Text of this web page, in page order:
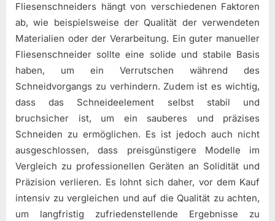
Fliesenschneiders hängt von verschiedenen Faktoren
ab, wie beispielsweise der Qualität der verwendeten
Materialien oder der Verarbeitung. Ein guter manueller
Fliesenschneider sollte eine solide und stabile Basis
haben, um ein Verrutschen während des
Schneidvorgangs zu verhindern. Zudem ist es wichtig,
dass das Schneideelement selbst stabil und
bruchsicher ist, um ein sauberes und präzises
Schneiden zu ermöglichen. Es ist jedoch auch nicht
ausgeschlossen, dass preisgünstigere Modelle im
Vergleich zu professionellen Geräten an Solidität und
Präzision verlieren. Es lohnt sich daher, vor dem Kauf
intensiv zu vergleichen und auf die Qualität zu achten,
um langfristig zufriedenstellende Ergebnisse zu